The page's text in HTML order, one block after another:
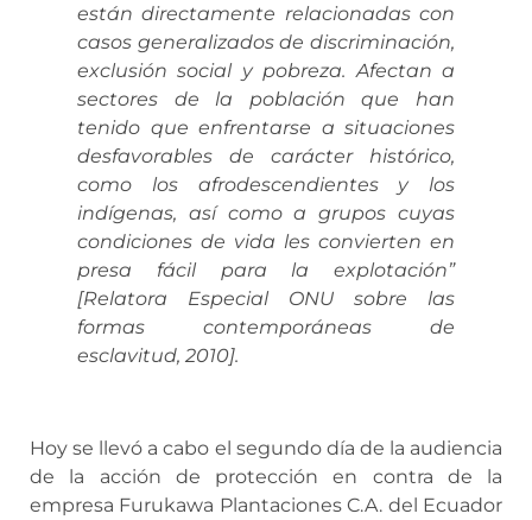
están directamente relacionadas con
casos generalizados de discriminación,
exclusión social y pobreza. Afectan a
sectores de la población que han
tenido que enfrentarse a situaciones
desfavorables de carácter histórico,
como los afrodescendientes y los
indígenas, así como a grupos cuyas
condiciones de vida les convierten en
presa fácil para la explotación”
[Relatora Especial ONU sobre las
formas contemporáneas de
esclavitud, 2010].
Hoy se llevó a cabo el segundo día de la audiencia
de la acción de protección en contra de la
empresa Furukawa Plantaciones C.A. del Ecuador